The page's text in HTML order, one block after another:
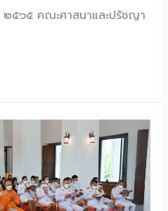
๕๖๕ คณะศาสนาและปรัชญา